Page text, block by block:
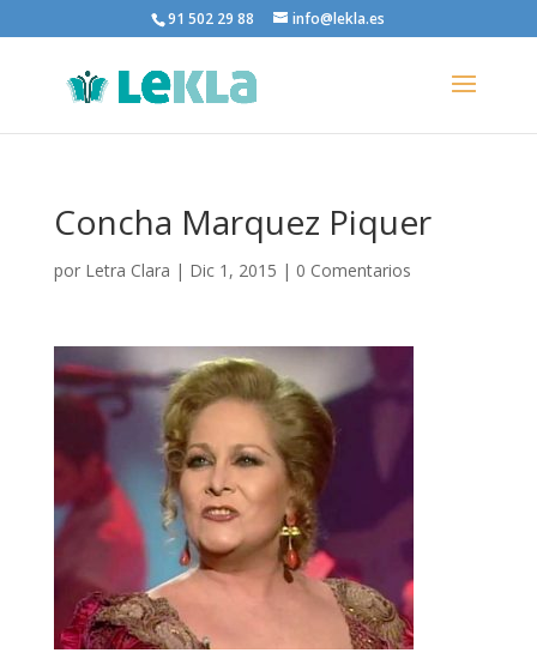
91 502 29 88 info@lekla.es
Concha Marquez Piquer
por Letra Clara | Dic 1, 2015 | 0 Comentarios